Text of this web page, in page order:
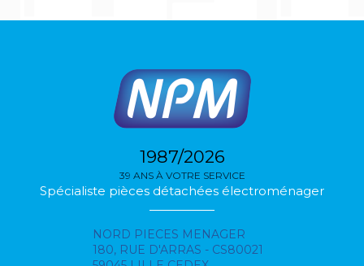
1987/2026
39 ANS À VOTRE SERVICE
Spécialiste pièces détachées électroménager
NORD PIECES MENAGER
180, RUE D'ARRAS - CS80021